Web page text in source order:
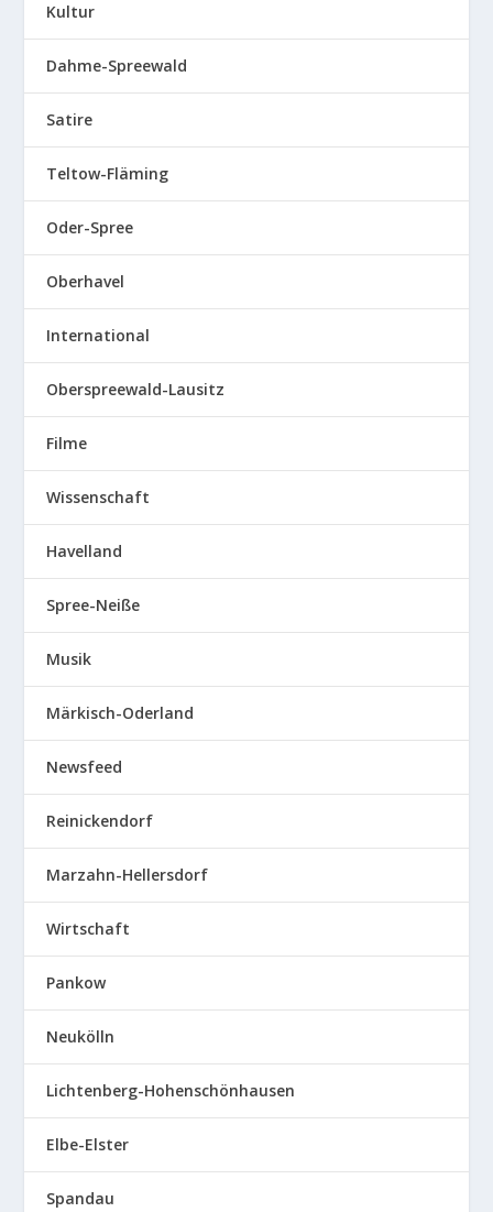
Kultur
Dahme-Spreewald
Satire
Teltow-Fläming
Oder-Spree
Oberhavel
International
Oberspreewald-Lausitz
Filme
Wissenschaft
Havelland
Spree-Neiße
Musik
Märkisch-Oderland
Newsfeed
Reinickendorf
Marzahn-Hellersdorf
Wirtschaft
Pankow
Neukölln
Lichtenberg-Hohenschönhausen
Elbe-Elster
Spandau